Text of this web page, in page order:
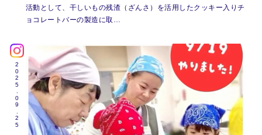
活動として、干しいもの残渣（ざんさ）を活用したクッキー入りチ
ョコレートバーの製造に取…
2025.09.25